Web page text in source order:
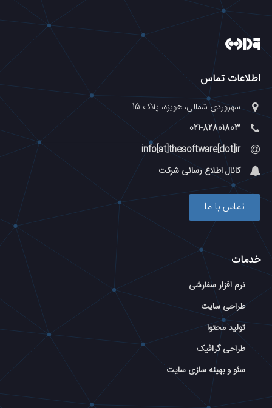
اطلاعات تماس
سهروردی شمالی، هویزه، پلاک 15
021-82801803
info[at]thesoftware[dot]ir
کانال اطلاع رسانی شرکت
تماس با ما
خدمات
نرم افزار سفارشی
طراحی سایت
تولید محتوا
طراحی گرافیک
سئو و بهینه سازی سایت